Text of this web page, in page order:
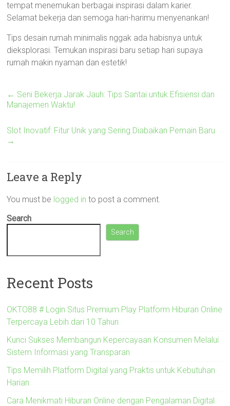
tempat menemukan berbagai inspirasi dalam karier.
Selamat bekerja dan semoga hari-harimu menyenankan!
Tips desain rumah minimalis nggak ada habisnya untuk
dieksplorasi. Temukan inspirasi baru setiap hari supaya
rumah makin nyaman dan estetik!
← Seni Bekerja Jarak Jauh: Tips Santai untuk Efisiensi dan
Manajemen Waktu!
Slot Inovatif: Fitur Unik yang Sering Diabaikan Pemain Baru
→
Leave a Reply
You must be logged in to post a comment.
Search
Search
Recent Posts
OKTO88 # Login Situs Premium Play Platform Hiburan Online
Terpercaya Lebih dari 10 Tahun
Kunci Sukses Membangun Kepercayaan Konsumen Melalui
Sistem Informasi yang Transparan
Tips Memilih Platform Digital yang Praktis untuk Kebutuhan
Harian
Cara Menikmati Hiburan Online dengan Pengalaman Digital